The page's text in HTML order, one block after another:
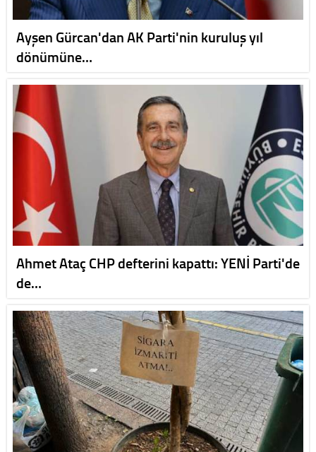
Ayşen Gürcan'dan AK Parti'nin kuruluş yıl
dönümüne…
Ahmet Ataç CHP defterini kapattı: YENİ Parti'de
de…